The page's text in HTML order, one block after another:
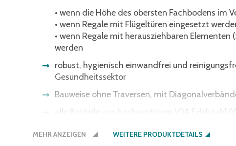
• wenn die Höhe des obersten Fachbodens im
• wenn Regale mit Flügeltüren eingesetzt
• wenn Regale mit herausziehbaren
werden
robust, hygienisch einwandfrei und
Gesundheitssektor
Bauweise ohne Traversen, mit
alle Bauteile aus hochwertigem V2A Edelstahl
beständig gegen Wärme, Kälte und viele
MEHR ANZEIGEN WEITERE PRODUKTDETAILS